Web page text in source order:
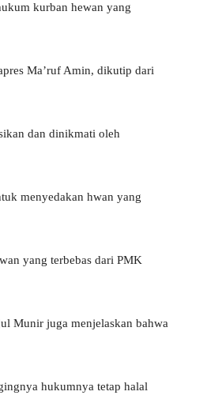
kurban hewan yang
Ma’ruf Amin, dikutip dari
dan dinikmati oleh
menyedakan hwan yang
yang terbebas dari PMK
Munir juga menjelaskan bahwa
hukumnya tetap halal